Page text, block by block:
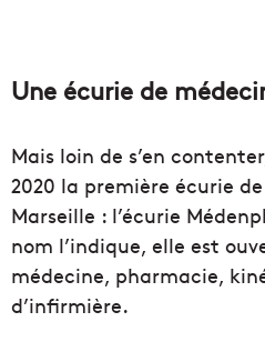
Une écurie de
Mais loin de s’en
2020 la première écurie
Marseille : l’écurie
nom l’indique, elle est
médecine, pharmacie,
d’infirmière.